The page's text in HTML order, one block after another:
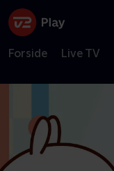
Forside Live TV